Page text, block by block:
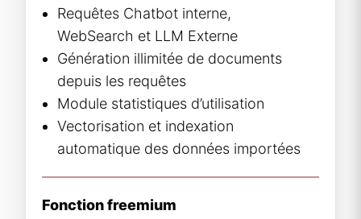
Requêtes Chatbot interne,
WebSearch et LLM Externe
Génération illimitée de documents
depuis les requêtes
Module statistiques d’utilisation
Vectorisation et indexation
automatique des données importées
Fonction freemium